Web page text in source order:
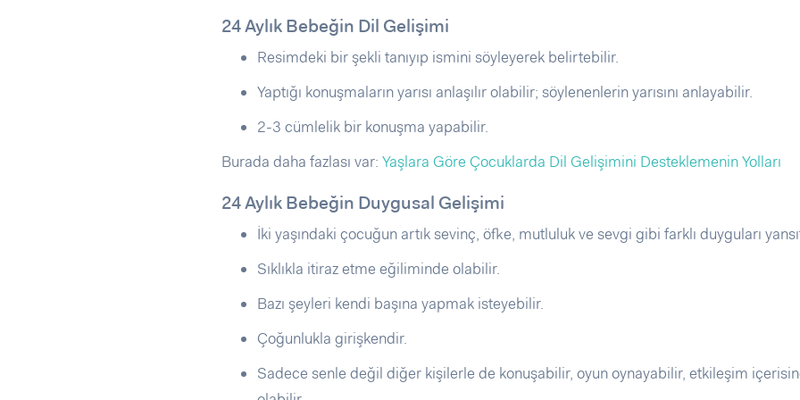
24 Aylık Bebeğin Dil Gelişimi
Resimdeki bir şekli tanıyıp ismini söyleyerek belirtebilir.
Yaptığı konuşmaların yarısı anlaşılır olabilir; söylenenlerin yarısını anlayabilir.
2-3 cümlelik bir konuşma yapabilir.
Burada daha fazlası var:Yaşlara Göre Çocuklarda Dil Gelişimini Desteklemenin Yolları
24 Aylık Bebeğin Duygusal Gelişimi
İki yaşındaki çocuğun artık sevinç, öfke, mutluluk ve sevgi gibi farklı duyguları
Sıklıkla itiraz etme eğiliminde olabilir.
Bazı şeyleri kendi başına yapmak isteyebilir.
Çoğunlukla girişkendir.
Sadece senle değil diğer kişilerle de konuşabilir, oyun oynayabilir, etkileşim